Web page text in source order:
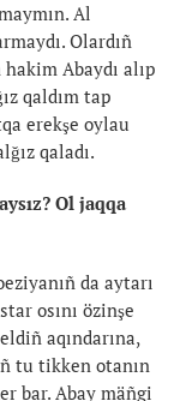
Al
Olardıñ
Abaydı alıp
qaldım tap
erekşe oylau
qaladı.
Ol jaqqa
da aytarı
osını özinşe
aqındarına,
tu tikken otanın
bar. Abay mäñgi